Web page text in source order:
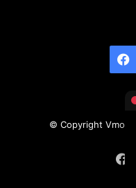
© Copyright Vmotor